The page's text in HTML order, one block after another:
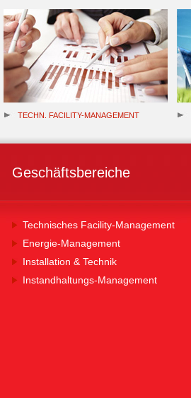
TECHN. FACILITY-MANAGEMENT
Geschäftsbereiche
Technisches Facility-Management
Energie-Management
Installation & Technik
Instandhaltungs-Management